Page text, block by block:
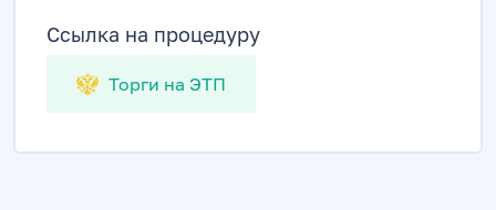
Ссылка на процедуру
Торги на ЭТП